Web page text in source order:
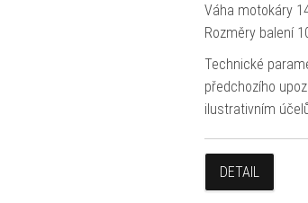
Váha motokáry
Rozměry balení
Technické
předchozího
ilustrativním
DETAIL